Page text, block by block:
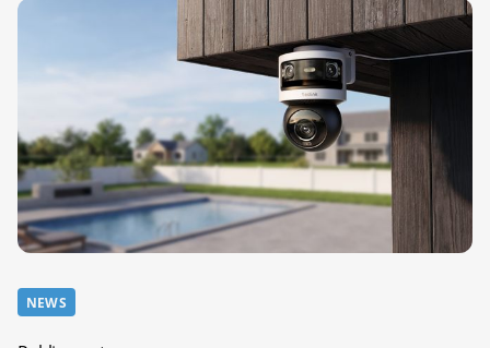
NEWS